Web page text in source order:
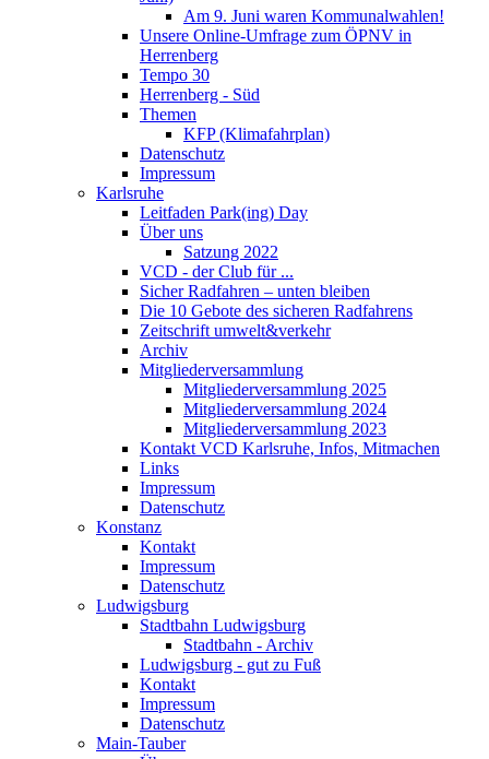
Am 9. Juni waren Kommunalwahlen!
Unsere Online-Umfrage zum ÖPNV in
Herrenberg
Tempo 30
Herrenberg - Süd
Themen
KFP (Klimafahrplan)
Datenschutz
Impressum
Karlsruhe
Leitfaden Park(ing) Day
Über uns
Satzung 2022
VCD - der Club für ...
Sicher Radfahren – unten bleiben
Die 10 Gebote des sicheren Radfahrens
Zeitschrift umwelt&verkehr
Archiv
Mitgliederversammlung
Mitgliederversammlung 2025
Mitgliederversammlung 2024
Mitgliederversammlung 2023
Kontakt VCD Karlsruhe, Infos, Mitmachen
Links
Impressum
Datenschutz
Konstanz
Kontakt
Impressum
Datenschutz
Ludwigsburg
Stadtbahn Ludwigsburg
Stadtbahn - Archiv
Ludwigsburg - gut zu Fuß
Kontakt
Impressum
Datenschutz
Main-Tauber